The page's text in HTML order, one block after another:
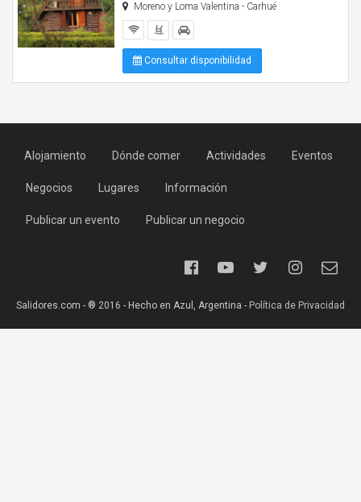
Moreno y Loma Valentina - Carhué
Consultar disponibilidad
Alojamiento Dónde comer Actividades Eventos
Negocios Lugares Información
Publicar un evento Publicar un negocio
Salidores.com - ® 2016 - Hecho en Azul, Argentina - Política de Privacidad